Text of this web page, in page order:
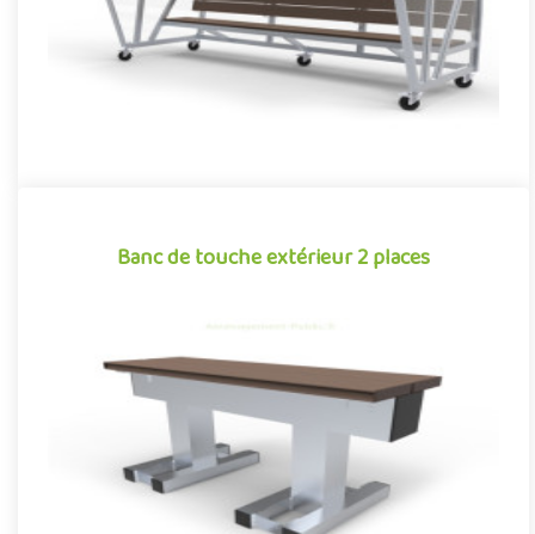
Banc de touche extérieur 2 places
Banc de touche extérieur 2 places
Banc de touche 2 places pour aménagements sportifs
extérieurs, conjuguant confort et robustesse autour d’un design
aux finiti..
Offre partenaire